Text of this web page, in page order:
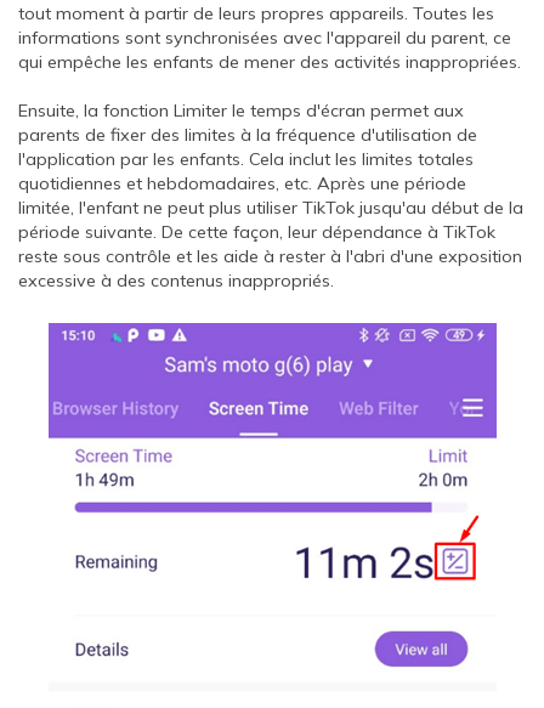
tout moment à partir de leurs propres appareils. Toutes les
informations sont synchronisées avec l'appareil du parent, ce
qui empêche les enfants de mener des activités inappropriées.
Ensuite, la fonction Limiter le temps d'écran permet aux
parents de fixer des limites à la fréquence d'utilisation de
l'application par les enfants. Cela inclut les limites totales
quotidiennes et hebdomadaires, etc. Après une période
limitée, l'enfant ne peut plus utiliser TikTok jusqu'au début de la
période suivante. De cette façon, leur dépendance à TikTok
reste sous contrôle et les aide à rester à l'abri d'une exposition
excessive à des contenus inappropriés.